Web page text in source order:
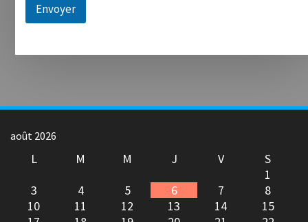
Envoyer
août 2026
L M M J V
S
1
3
4 5 6 7
8
10
11 12 13 14
15